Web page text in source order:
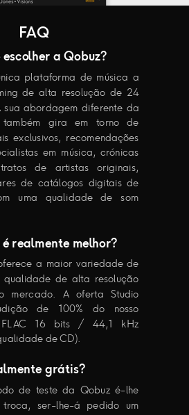
FAQ
escolher a Qobuz?
plataforma de música a
de alta resolução de 24
sua abordagem diferente da
também gira em torno de
exclusivos, recomendações
em música, crónicas
de artistas originais,
de catálogos digitais de
uma qualidade de som
realmente melhor?
a maior variedade de
qualidade de alta resolução
mercado. A oferta Studio
de 100% do nosso
FLAC 16 bits / 44,1 kHz
de CD).
grátis?
de teste da Qobuz é-lhe
troca, ser-lhe-á pedido um